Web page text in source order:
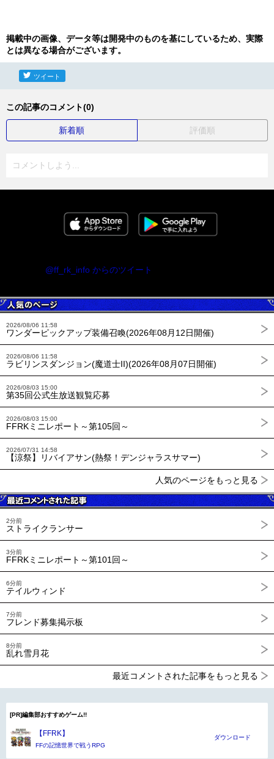
掲載中の画像、データ等は開発中のものを基にしているため、実際
とは異なる場合がございます。
ツイート
この記事のコメント(0)
新着順 評価順
コメントしよう...
@ff_rk_info からのツイート
2026/08/06 11:58
ワンダーピックアップ装備召喚(2026年08月12日開催)
2026/08/06 11:58
ラビリンスダンジョン(魔道士II)(2026年08月07日開催)
2026/08/03 15:00
第35回公式生放送観覧応募
2026/08/03 15:00
FFRKミニレポート～第105回～
2026/07/31 14:58
【涼祭】リバイアサン(熱祭！デンジャラスサマー)
人気のページをもっと見る
2分前
ストライクランサー
3分前
FFRKミニレポート～第101回～
6分前
テイルウィンド
7分前
フレンド募集掲示板
8分前
乱れ雪月花
最近コメントされた記事をもっと見る
[PR]編集部おすすめゲーム!!
【FFRK】
FFの記憶世界で戦うRPG
ダウンロード